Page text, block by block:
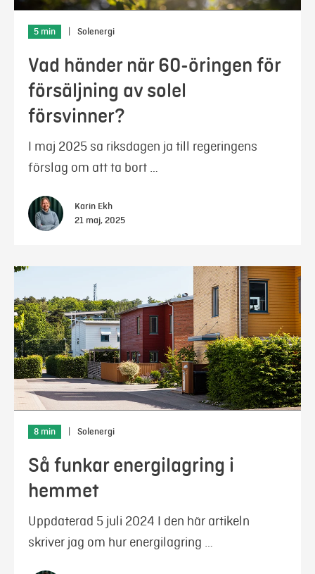
5 min Solenergi
Vad händer när 60-öringen för
försäljning av solel
försvinner?
I maj 2025 sa riksdagen ja till regeringens
förslag om att ta bort …
Karin Ekh
21 maj, 2025
8 min Solenergi
Så funkar energilagring i
hemmet
Uppdaterad 5 juli 2024 I den här artikeln
skriver jag om hur energilagring …